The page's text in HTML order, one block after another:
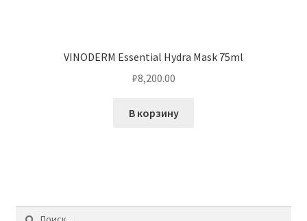
VINODERM Essential Hydra Mask 75ml
₽8,200.00
В корзину
Найти: